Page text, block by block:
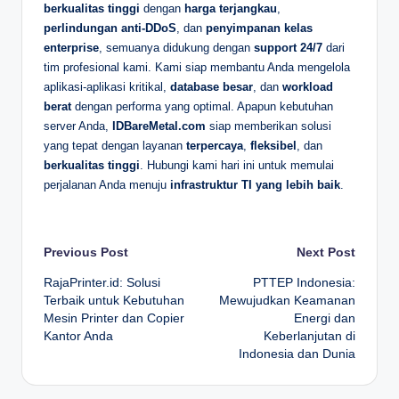
berkualitas tinggi dengan harga terjangkau,
perlindungan anti-DDoS, dan penyimpanan kelas
enterprise, semuanya didukung dengan support 24/7 dari
tim profesional kami. Kami siap membantu Anda mengelola
aplikasi-aplikasi kritikal, database besar, dan workload
beratdengan performa yang optimal. Apapun kebutuhan
server Anda,
IDBareMetal.com siap memberikan solusi
yang tepat dengan layanan terpercaya, fleksibel , dan
berkualitas tinggi. Hubungi kami hari ini untuk memulai
perjalanan Anda menuju infrastruktur TI yang lebih baik.
Post
navigation
Previous Post
RajaPrinter.id: Solusi
Terbaik untuk Kebutuhan
Mesin Printer dan Copier
Kantor Anda
Next Post
PTTEP Indonesia:
Mewujudkan Keamanan
Energi dan
Keberlanjutan di
Indonesia dan Dunia